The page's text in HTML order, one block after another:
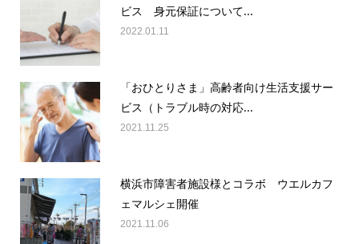
ビス 身元保証について...
2022.01.11
「おひとりさま」高齢者向け生活支援サー
ビス（トラブル時の対応...
2021.11.25
横浜市障害者施設様とコラボ ウエルカフ
ェマルシェ開催
2021.11.06